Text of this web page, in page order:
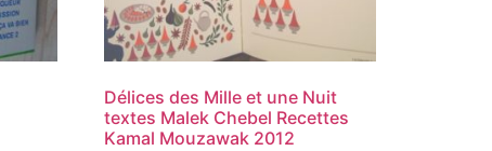
Délices des Mille et une Nuit
textes Malek Chebel Recettes
Kamal Mouzawak 2012